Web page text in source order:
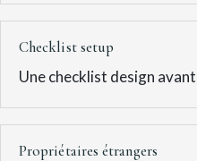
Checklist setup
Une checklist design
Propriétaires étrangers